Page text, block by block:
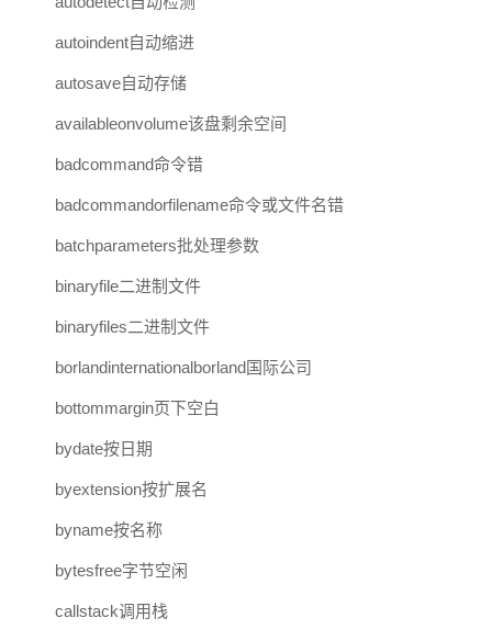
autoindent自动缩进
autosave自动存储
availableonvolume该盘剩余空间
badcommand命令错
badcommandorfilename命令或文件名错
batchparameters批处理参数
binaryfile二进制文件
binaryfiles二进制文件
borlandinternationalborland国际公司
bottommargin页下空白
bydate按日期
byextension按扩展名
byname按名称
bytesfree字节空闲
callstack调用栈